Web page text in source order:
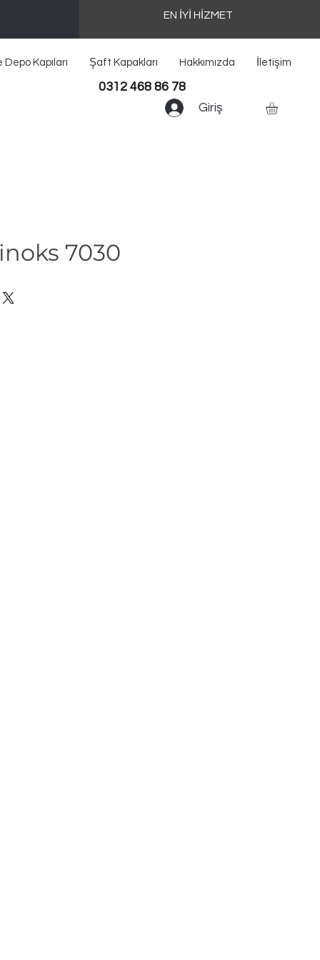
EN İYİ HİZMET
Depo Kapıları Şaft Kapakları Hakkımızda İletişim
Giriş
0312 468 86 78
7030